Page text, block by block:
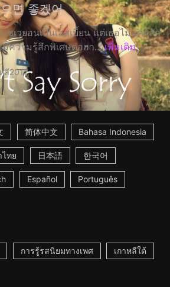
면 좋겠어
ชเวยอนเป็นเลสเบี้ยน แต่เธอไม่แคร์สัก
ความรู้สึกพิเศษต่อฮา... เพิ่มเติม
ลี2017
简体中文 Bahasa Indonesia
ทย 日本語 한국어
Español Português
การรู้รสนิยมทางเพศ เกาหลีใต้